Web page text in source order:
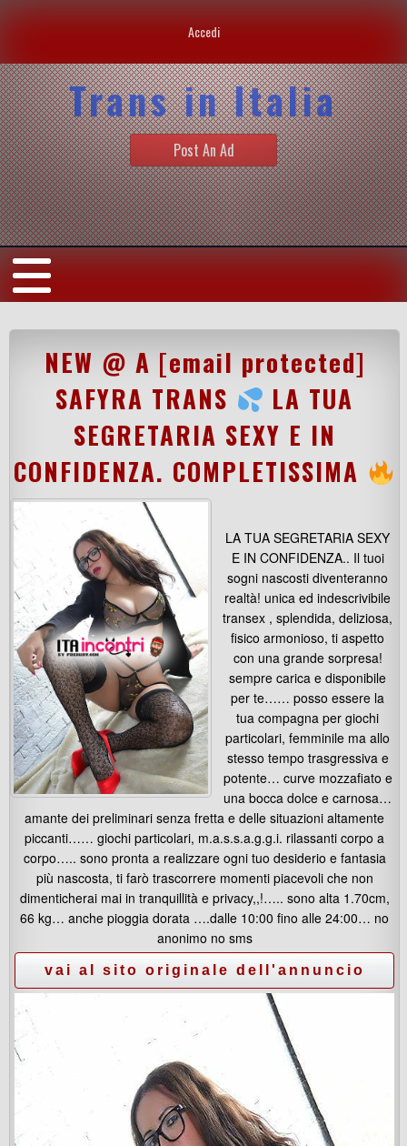
Accedi
Trans in Italia
Post An Ad
NEW @ A [email protected]
SAFYRA TRANS
LA TUA
SEGRETARIA SEXY E IN
CONFIDENZA. COMPLETISSIMA
LA TUA SEGRETARIA SEXY
E IN CONFIDENZA.. Il tuoi
sogni nascosti diventeranno
realtà! unica ed indescrivibile
transex , splendida, deliziosa,
fisico armonioso, ti aspetto
con una grande sorpresa!
sempre carica e disponibile
per te…… posso essere la
tua compagna per giochi
particolari, femminile ma allo
stesso tempo trasgressiva e
potente… curve mozzafiato e
una bocca dolce e carnosa…
amante dei preliminari senza fretta e delle situazioni altamente
piccanti…… giochi particolari, m.a.s.s.a.g.g.i. rilassanti corpo a
corpo….. sono pronta a realizzare ogni tuo desiderio e fantasia
più nascosta, ti farò trascorrere momenti piacevoli che non
dimenticherai mai in tranquillità e privacy,,!….. sono alta 1.70cm,
66 kg… anche pioggia dorata ….dalle 10:00 fino alle 24:00… no
anonimo no sms